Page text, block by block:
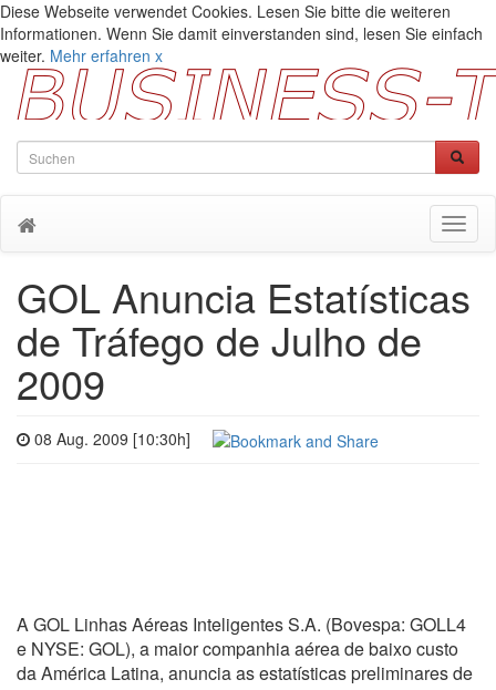
Diese Webseite verwendet Cookies. Lesen Sie bitte die weiteren
Informationen. Wenn Sie damit einverstanden sind, lesen Sie einfach
weiter. Mehr erfahren x
GOL Anuncia Estatísticas
de Tráfego de Julho de
2009
08 Aug. 2009 [10:30h]
A GOL Linhas Aéreas Inteligentes S.A. (Bovespa: GOLL4
e NYSE: GOL), a maior companhia aérea de baixo custo
da América Latina, anuncia as estatísticas preliminares de